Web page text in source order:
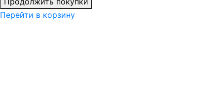
Перейти в корзину